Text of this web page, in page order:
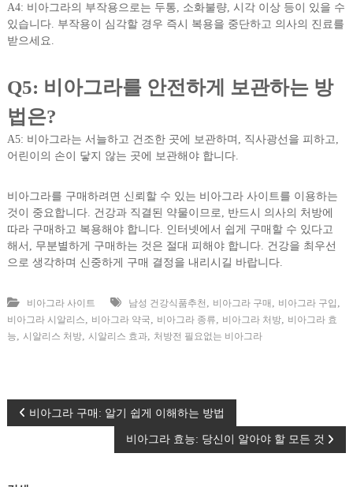
A4: 비아그라의 부작용으로는 두통, 소화불량, 시각 이상 등이 있을 수
있습니다. 부작용이 심각할 경우 즉시 복용을 중단하고 의사의 진료를
받으세요.
Q5: 비아그라를 안전하게 보관하는 방
법은?
A5: 비아그라는 서늘하고 건조한 곳에 보관하며, 직사광선을 피하고,
어린이의 손이 닿지 않는 곳에 보관해야 합니다.
비아그라를 구매하려면 신뢰할 수 있는 비아그라 사이트를 이용하는
것이 중요합니다. 건강과 직결된 약물이므로, 반드시 의사의 처방에
따라 구매하고 복용해야 합니다. 인터넷에서 쉽게 구매할 수 있다고
해서, 무분별하게 구매하는 것은 절대 피해야 합니다. 건강을 최우선
으로 생각하며 신중하게 구매 결정을 내리시길 바랍니다.
비아그라 사이트 남성 건강식품추천 비아그라 구매 비아그라 구입
비아그라 시알리스 비아그라 약국 비아그라 종류 비아그라 처방,
비아그라 효
능
시알리스 처방, 시알리스 효과, 처방전 필요없는 비아그라
글 비아그라 구매: 알기 쉽게 이해하는 방법
비아그라 효능: 당신이 알아야 할 모든 것